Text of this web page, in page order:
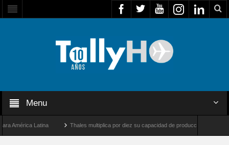
Menu
Latina Thales multiplica por diez su capacidad de producción de radares en